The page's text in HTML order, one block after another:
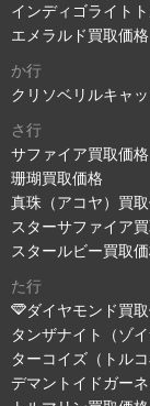
インディゴライト
エメラルド買取価格
か行
クリソベリルキャ
さ行
サファイア買取価格
珊瑚買取価格
真珠（アコヤ）買
スターサファイア
スタールビー買取
た行
ダイヤモンド買
タンザナイト（ゾ
ターコイズ（トル
デマントイドガー